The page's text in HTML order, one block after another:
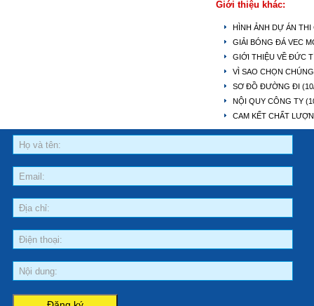
Giới thiệu khác:
HÌNH ẢNH DỰ ÁN THI
GIẢI BÓNG ĐÁ VEC
GIỚI THIỆU VỀ ĐỨC
VÌ SAO CHỌN
SƠ ĐỒ ĐƯỜNG ĐI
NỘI QUY CÔNG TY
CAM KẾT CHẤT